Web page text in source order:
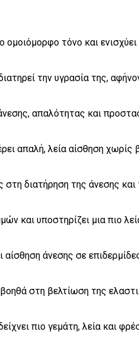
τόνο και
την υγρασία της,
απαλότητας και
απαλή, λεία αίσθηση χωρίς
διατήρηση της άνεσης
και υποστηρίζει μια πιο
άνεσης σε
στη βελτίωση της
πιο γεμάτη, λεία και